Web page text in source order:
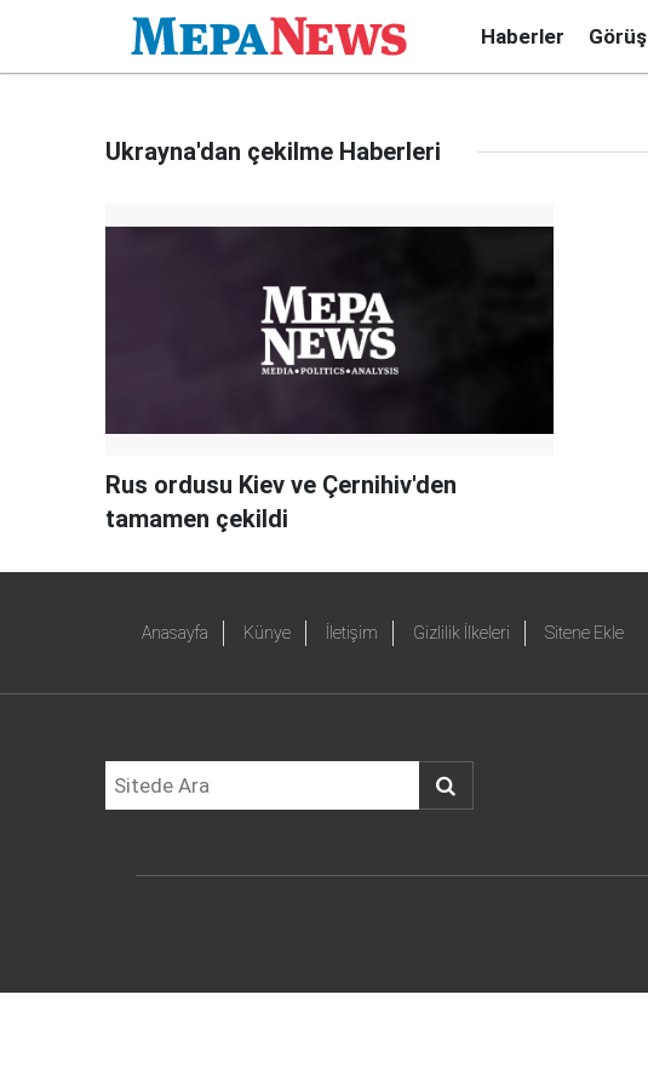
Haberler Görüş
Ukrayna'dan çekilme Haberleri
Rus ordusu Kiev ve Çernihiv'den
tamamen çekildi
Anasayfa Künye İletişim Gizlilik İlkeleri Sitene Ekle